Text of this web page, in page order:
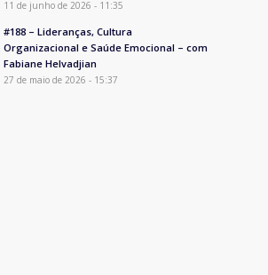
11 de junho de 2026 - 11:35
#188 – Lideranças, Cultura
Organizacional e Saúde Emocional – com
Fabiane Helvadjian
27 de maio de 2026 - 15:37